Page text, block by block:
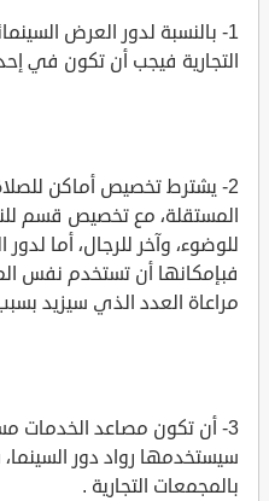
1- بالنسبة لدور العرض
التجارية فيجب أن تكون في
2- يشترط تخصيص أماكن
المستقلة، مع تخصيص قسم
للوضوء، وآخر للرجال، أما
فبإمكانها أن تستخدم نفس
مراعاة العدد الذي سيزيد
3- أن تكون مصاعد الخدمات
سيستخدمها رواد دور
بالمجمعات التجارية .